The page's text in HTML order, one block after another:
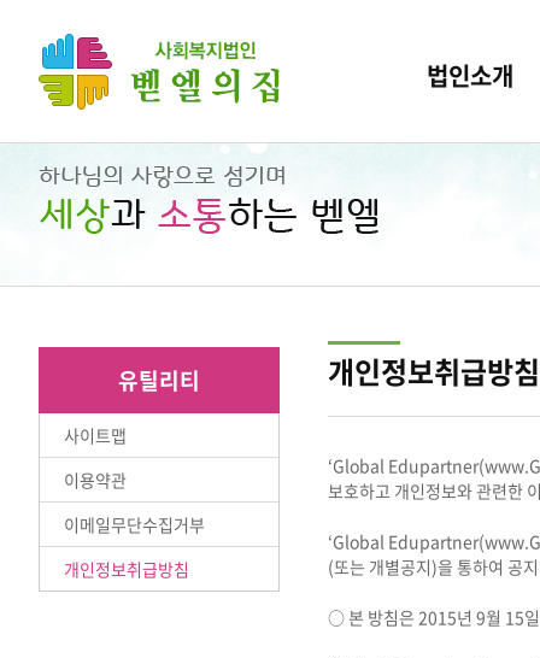
법인소개
유틸리티
사이트맵
이용약관
이메일무단수집거부
개인정보취급방침
개인정보취급방침
‘Global
보호하고 개인정보와 관련한
‘Global
(또는 개별공지)을 통하여 공
○ 본 방침은 2015년 9월 15